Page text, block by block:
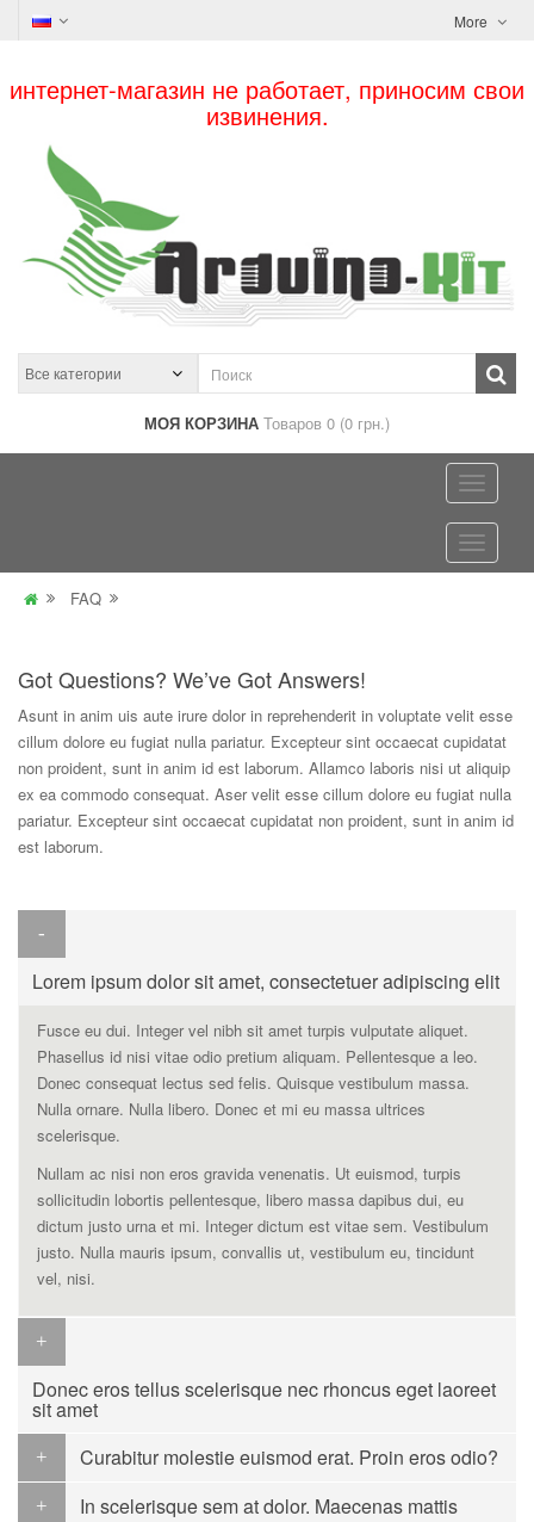
More
интернет-магазин не работает, приносим свои
извинения.
МОЯ КОРЗИНА Товаров 0 (0 грн.)
FAQ
Got Questions? We’ve Got Answers!
Asunt in anim uis aute irure dolor in reprehenderit in voluptate velit esse
cillum dolore eu fugiat nulla pariatur. Excepteur sint occaecat cupidatat
non proident, sunt in anim id est laborum. Allamco laboris nisi ut aliquip
ex ea commodo consequat. Aser velit esse cillum dolore eu fugiat nulla
pariatur. Excepteur sint occaecat cupidatat non proident, sunt in anim id
est laborum.
Lorem ipsum dolor sit amet, consectetuer adipiscing elit
Fusce eu dui. Integer vel nibh sit amet turpis vulputate aliquet.
Phasellus id nisi vitae odio pretium aliquam. Pellentesque a leo.
Donec consequat lectus sed felis. Quisque vestibulum massa.
Nulla ornare. Nulla libero. Donec et mi eu massa ultrices
scelerisque.
Nullam ac nisi non eros gravida venenatis. Ut euismod, turpis
sollicitudin lobortis pellentesque, libero massa dapibus dui, eu
dictum justo urna et mi. Integer dictum est vitae sem. Vestibulum
justo. Nulla mauris ipsum, convallis ut, vestibulum eu, tincidunt
vel, nisi.
Donec eros tellus scelerisque nec rhoncus eget laoreet
sit amet
Curabitur molestie euismod erat. Proin eros odio?
In scelerisque sem at dolor. Maecenas mattis